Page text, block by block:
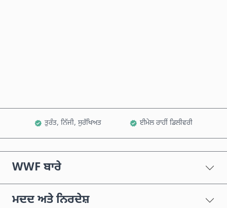
ਤੁਰੰਤ, ਨਿੱਜੀ, ਸੁਰੱਖਿਅਤ ਈਮੇਲ ਰਾਹੀਂ ਡਿਲੀਵਰੀ
WWF ਬਾਰੇ
ਮਦਦ ਅਤੇ ਨਿਰਦੇਸ਼